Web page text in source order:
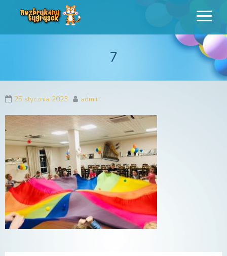
Rozbrykany
Profesjonalne animacje urodzinowe dla dzieci
7
25 stycznia 2023 admin